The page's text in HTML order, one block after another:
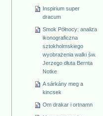
Inspirium super
dracum
Smok Północy: analiza
ikonograficzna
sztokholmskiego
wyobrażenia walki św.
Jerzego dłuta Bernta
Notke
A sárkány meg a
kincsek
Om drakar i ortnamn